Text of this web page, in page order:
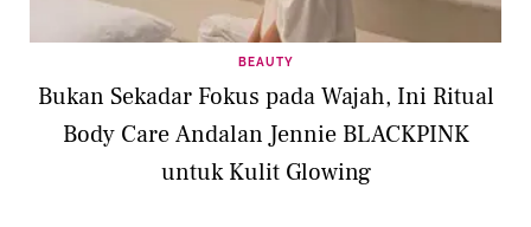
BEAUTY
Bukan Sekadar Fokus pada Wajah, Ini Ritual
Body Care Andalan Jennie BLACKPINK
untuk Kulit Glowing